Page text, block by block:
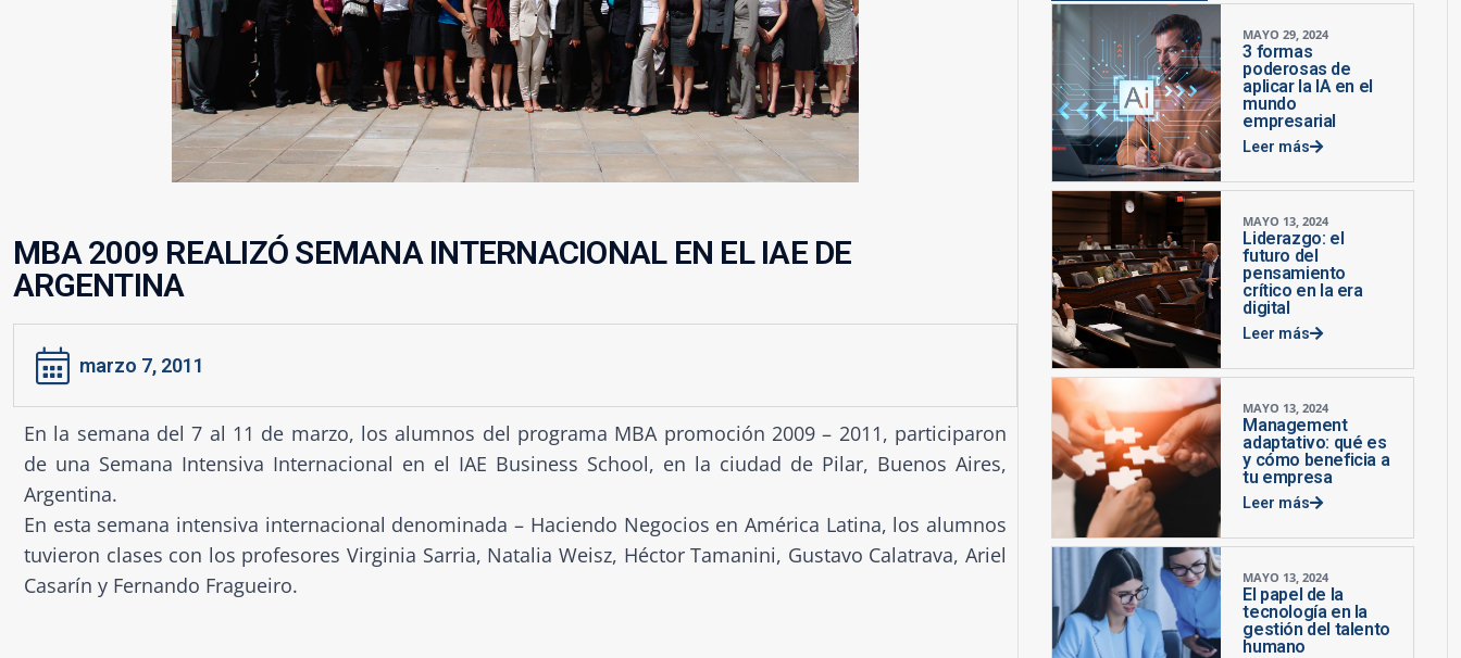
MBA 2009 REALIZÓ SEMANA INTERNACIONAL EN EL IAE DE
ARGENTINA
marzo 7, 2011
En la semana del 7 al 11 de marzo, los alumnos del programa MBA promoción 2009 – 2011, participaron
de una Semana Intensiva Internacional en el IAE Business School, en la ciudad de Pilar, Buenos Aires,
Argentina.
En esta semana intensiva internacional denominada – Haciendo Negocios en América Latina, los alumnos
tuvieron clases con los profesores Virginia Sarria, Natalia Weisz, Héctor Tamanini, Gustavo Calatrava, Ariel
Casarín y Fernando Fragueiro.
MAYO 29, 2024
3 formas
poderosas de
aplicar la IA en el
mundo
empresarial
Leer más
MAYO 13, 2024
Liderazgo: el
futuro del
pensamiento
crítico en la era
digital
Leer más
MAYO 13, 2024
Management
adaptativo: qué es
y cómo beneficia a
tu empresa
Leer más
MAYO 13, 2024
El papel de la
tecnología en la
gestión del talento
humano